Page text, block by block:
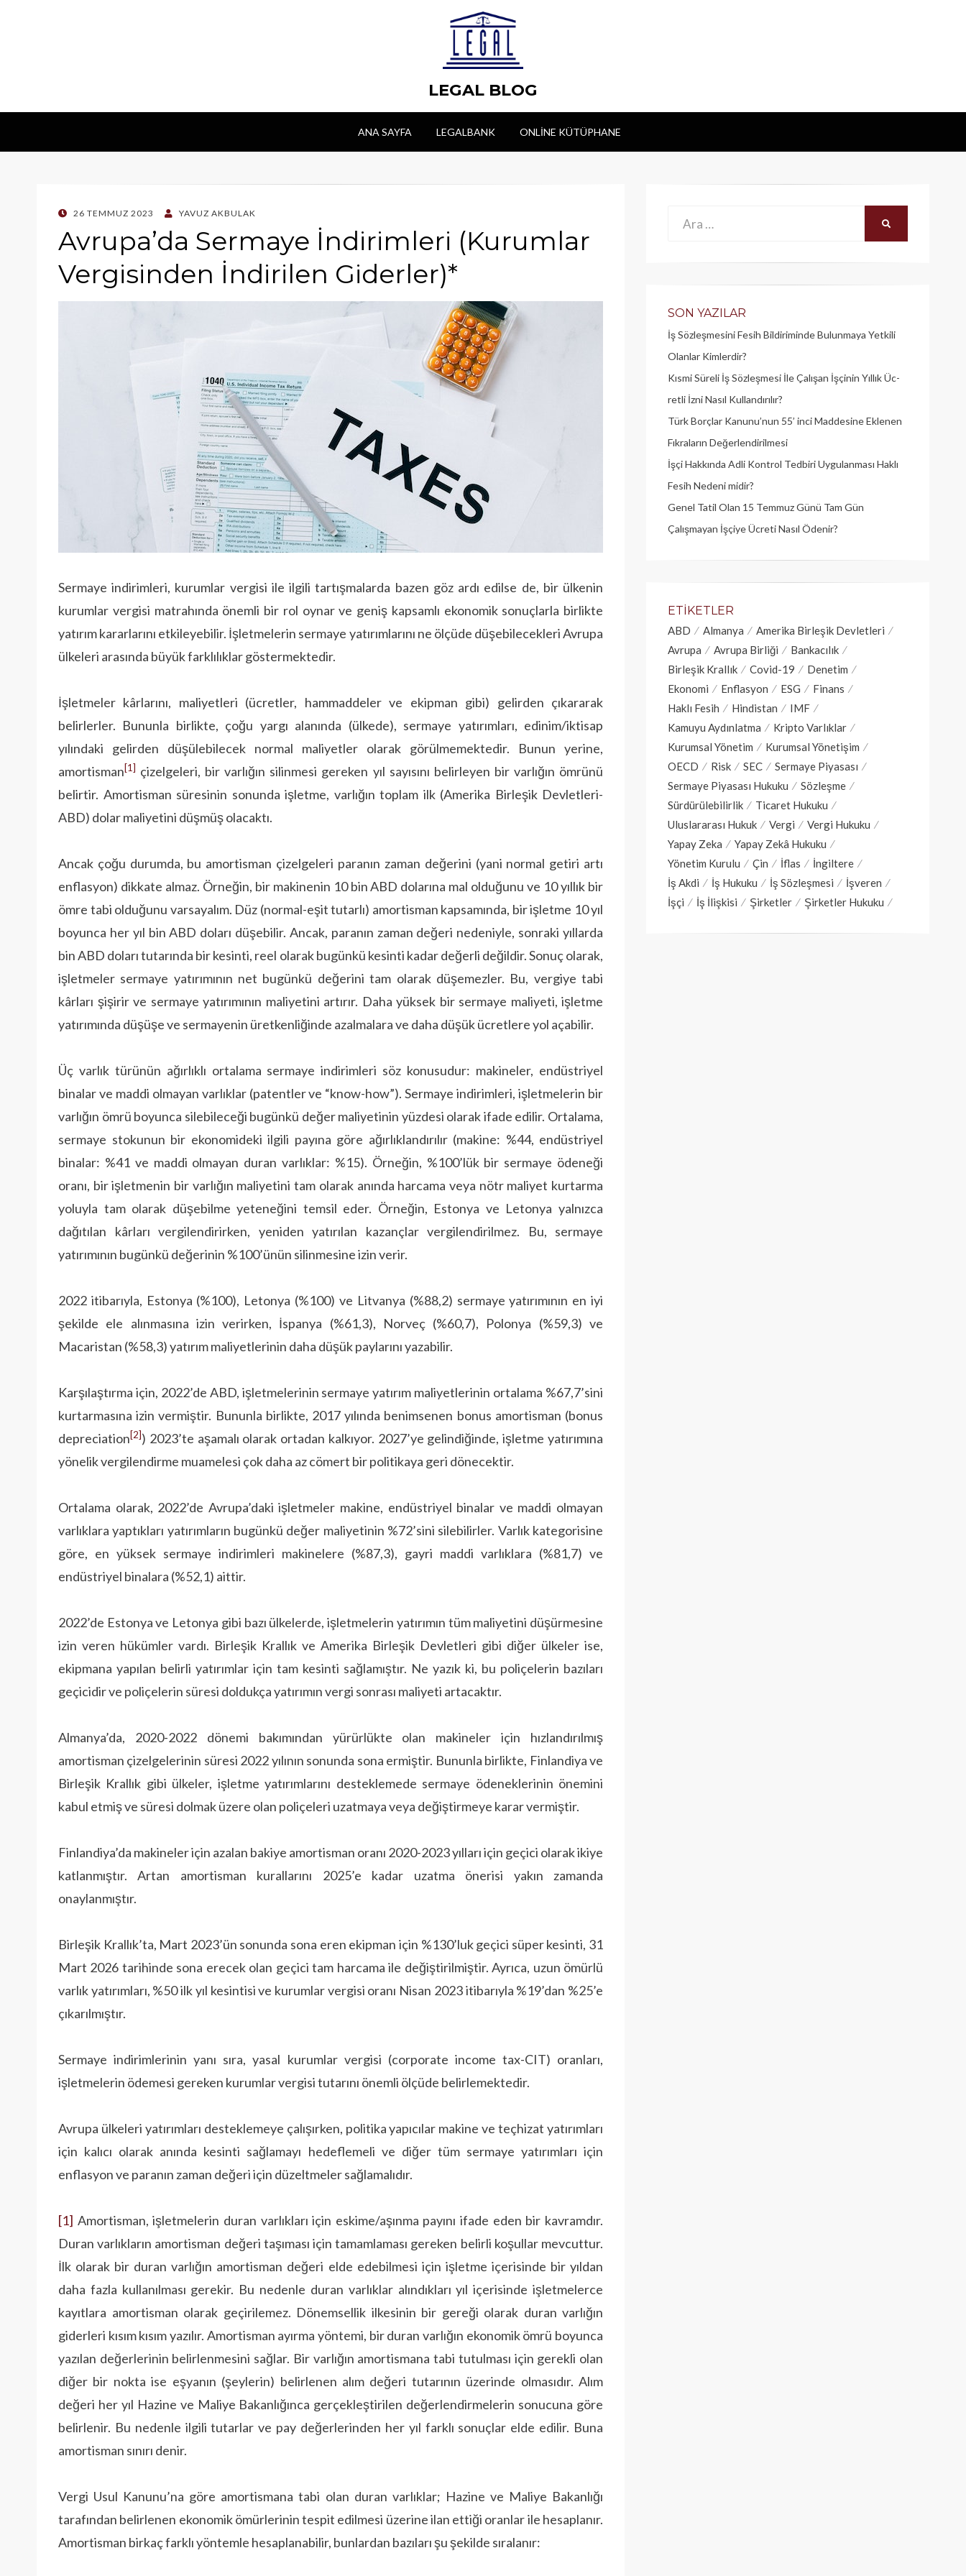
LEGAL BLOG
ANA SAYFA LEGALBANK ONLINE KÜTÜPHANE
POSTED
26 TEMMUZ 2023 YAVUZ AKBULAK
Avrupa’da Sermaye İndirimleri (Kurumlar
Vergisinden İndirilen Giderler)*
Sermaye indirimleri, kurumlar vergisi ile ilgili tartışmalarda bazen göz ardı edilse de, bir ülkenin
kurumlar vergisi matrahında önemli bir rol oynar ve geniş kapsamlı ekonomik sonuçlarla birlikte
yatırım kararlarını etkileyebilir. İşletmelerin sermaye yatırımlarını ne ölçüde düşebilecekleri Avrupa
ülkeleri arasında büyük farklılıklar göstermektedir.
İşletmeler kârlarını, maliyetleri (ücretler, hammaddeler ve ekipman gibi) gelirden çıkararak
belirlerler. Bununla birlikte, çoğu yargı alanında (ülkede), sermaye yatırımları, edinim/iktisap
yılındaki gelirden düşülebilecek normal maliyetler olarak görülmemektedir. Bunun yerine,
amortisman[1] çizelgeleri, bir varlığın silinmesi gereken yıl sayısını belirleyen bir varlığın ömrünü
belirtir. Amortisman süresinin sonunda işletme, varlığın toplam ilk (Amerika Birleşik Devletleri-
ABD) dolar maliyetini düşmüş olacaktı.
Ancak çoğu durumda, bu amortisman çizelgeleri paranın zaman değerini (yani normal getiri artı
enflasyon) dikkate almaz. Örneğin, bir makinenin 10 bin ABD dolarına mal olduğunu ve 10 yıllık bir
ömre tabi olduğunu varsayalım. Düz (normal-eşit tutarlı) amortisman kapsamında, bir işletme 10 yıl
boyunca her yıl bin ABD doları düşebilir. Ancak, paranın zaman değeri nedeniyle, sonraki yıllarda
bin ABD doları tutarında bir kesinti, reel olarak bugünkü kesinti kadar değerli değildir. Sonuç olarak,
işletmeler sermaye yatırımının net bugünkü değerini tam olarak düşemezler. Bu, vergiye tabi
kârları şişirir ve sermaye yatırımının maliyetini artırır. Daha yüksek bir sermaye maliyeti, işletme
yatırımında düşüşe ve sermayenin üretkenliğinde azalmalara ve daha düşük ücretlere yol açabilir.
Üç varlık türünün ağırlıklı ortalama sermaye indirimleri söz konusudur: makineler, endüstriyel
binalar ve maddi olmayan varlıklar (patentler ve “know-how”). Sermaye indirimleri, işletmelerin bir
varlığın ömrü boyunca silebileceği bugünkü değer maliyetinin yüzdesi olarak ifade edilir. Ortalama,
sermaye stokunun bir ekonomideki ilgili payına göre ağırlıklandırılır (makine: %44, endüstriyel
binalar: %41 ve maddi olmayan duran varlıklar: %15). Örneğin, %100’lük bir sermaye ödeneği
oranı, bir işletmenin bir varlığın maliyetini tam olarak anında harcama veya nötr maliyet kurtarma
yoluyla tam olarak düşebilme yeteneğini temsil eder. Örneğin, Estonya ve Letonya yalnızca
dağıtılan kârları vergilendirirken, yeniden yatırılan kazançlar vergilendirilmez. Bu, sermaye
yatırımının bugünkü değerinin %100’ünün silinmesine izin verir.
2022 itibarıyla, Estonya (%100), Letonya (%100) ve Litvanya (%88,2) sermaye yatırımının en iyi
şekilde ele alınmasına izin verirken, İspanya (%61,3), Norveç (%60,7), Polonya (%59,3) ve
Macaristan (%58,3) yatırım maliyetlerinin daha düşük paylarını yazabilir.
Karşılaştırma için, 2022’de ABD, işletmelerinin sermaye yatırım maliyetlerinin ortalama %67,7’sini
kurtarmasına izin vermiştir. Bununla birlikte, 2017 yılında benimsenen bonus amortisman (bonus
depreciation[2]) 2023’te aşamalı olarak ortadan kalkıyor. 2027’ye gelindiğinde, işletme yatırımına
yönelik vergilendirme muamelesi çok daha az cömert bir politikaya geri dönecektir.
Ortalama olarak, 2022’de Avrupa’daki işletmeler makine, endüstriyel binalar ve maddi olmayan
varlıklara yaptıkları yatırımların bugünkü değer maliyetinin %72’sini silebilirler. Varlık kategorisine
göre, en yüksek sermaye indirimleri makinelere (%87,3), gayri maddi varlıklara (%81,7) ve
endüstriyel binalara (%52,1) aittir.
2022’de Estonya ve Letonya gibi bazı ülkelerde, işletmelerin yatırımın tüm maliyetini düşürmesine
izin veren hükümler vardı. Birleşik Krallık ve Amerika Birleşik Devletleri gibi diğer ülkeler ise,
ekipmana yapılan belirli yatırımlar için tam kesinti sağlamıştır. Ne yazık ki, bu poliçelerin bazıları
geçicidir ve poliçelerin süresi doldukça yatırımın vergi sonrası maliyeti artacaktır.
Almanya’da, 2020-2022 dönemi bakımından yürürlükte olan makineler için hızlandırılmış
amortisman çizelgelerinin süresi 2022 yılının sonunda sona ermiştir. Bununla birlikte, Finlandiya ve
Birleşik Krallık gibi ülkeler, işletme yatırımlarını desteklemede sermaye ödeneklerinin önemini
kabul etmiş ve süresi dolmak üzere olan poliçeleri uzatmaya veya değiştirmeye karar vermiştir.
Finlandiya’da makineler için azalan bakiye amortisman oranı 2020-2023 yılları için geçici olarak ikiye
katlanmıştır. Artan amortisman kurallarını 2025’e kadar uzatma önerisi yakın zamanda
onaylanmıştır.
Birleşik Krallık’ta, Mart 2023’ün sonunda sona eren ekipman için %130’luk geçici süper kesinti, 31
Mart 2026 tarihinde sona erecek olan geçici tam harcama ile değiştirilmiştir. Ayrıca, uzun ömürlü
varlık yatırımları, %50 ilk yıl kesintisi ve kurumlar vergisi oranı Nisan 2023 itibarıyla %19’dan %25’e
çıkarılmıştır.
Sermaye indirimlerinin yanı sıra, yasal kurumlar vergisi (corporate income tax-CIT) oranları,
işletmelerin ödemesi gereken kurumlar vergisi tutarını önemli ölçüde belirlemektedir.
Avrupa ülkeleri yatırımları desteklemeye çalışırken, politika yapıcılar makine ve teçhizat yatırımları
için kalıcı olarak anında kesinti sağlamayı hedeflemeli ve diğer tüm sermaye yatırımları için
enflasyon ve paranın zaman değeri için düzeltmeler sağlamalıdır.
[1] Amortisman, işletmelerin duran varlıkları için eskime/aşınma payını ifade eden bir kavramdır.
Duran varlıkların amortisman değeri taşıması için tamamlaması gereken belirli koşullar mevcuttur.
İlk olarak bir duran varlığın amortisman değeri elde edebilmesi için işletme içerisinde bir yıldan
daha fazla kullanılması gerekir. Bu nedenle duran varlıklar alındıkları yıl içerisinde işletmelerce
kayıtlara amortisman olarak geçirilemez. Dönemsellik ilkesinin bir gereği olarak duran varlığın
giderleri kısım kısım yazılır. Amortisman ayırma yöntemi, bir duran varlığın ekonomik ömrü boyunca
yazılan değerlerinin belirlenmesini sağlar. Bir varlığın amortismana tabi tutulması için gerekli olan
diğer bir nokta ise eşyanın (şeylerin) belirlenen alım değeri tutarının üzerinde olmasıdır. Alım
değeri her yıl Hazine ve Maliye Bakanlığınca gerçekleştirilen değerlendirmelerin sonucuna göre
belirlenir. Bu nedenle ilgili tutarlar ve pay değerlerinden her yıl farklı sonuçlar elde edilir. Buna
amortisman sınırı denir.
Vergi Usul Kanunu’na göre amortismana tabi olan duran varlıklar; Hazine ve Maliye Bakanlığı
tarafından belirlenen ekonomik ömürlerinin tespit edilmesi üzerine ilan ettiği oranlar ile hesaplanır.
Amortisman birkaç farklı yöntemle hesaplanabilir, bunlardan bazıları şu şekilde sıralanır:
Ara:
SON YAZILAR
İş Sözleşmesini Fesih Bildiriminde Bulunmaya Yetkili
Olanlar Kimlerdir?
Kısmi Süreli İş Sözleşmesi İle Çalışan İşçinin Yıllık Üc­
retli İzni Nasıl Kullandırılır?
Türk Borçlar Kanunu’nun 55’ inci Maddesine Eklenen
Fıkraların Değerlendirilmesi
İşçi Hakkında Adli Kontrol Tedbiri Uygulanması Haklı
Fesih Nedeni midir?
Genel Tatil Olan 15 Temmuz Günü Tam Gün
Çalışmayan İşçiye Ücreti Nasıl Ödenir?
ETIKETLER
ABD Almanya
Amerika Birleşik Devletleri
Avrupa
Avrupa Birliği
Bankacılık
Birleşik Krallık
Covid-19
Denetim
Ekonomi
Enflasyon ESG
Finans
Haklı Fesih
Hindistan
IMF
Kamuyu Aydınlatma
Kripto Varlıklar
Kurumsal Yönetim
Kurumsal Yönetişim
OECD
Risk SEC
Sermaye Piyasası
Sermaye Piyasası Hukuku
Sözleşme
Sürdürülebilirlik
Ticaret Hukuku
Uluslararası Hukuk
Vergi
Vergi Hukuku
Yapay Zeka
Yapay Zekâ Hukuku
Yönetim Kurulu
Çin İflas
İngiltere
İş Akdi
İş Hukuku İş Sözleşmesi
İşveren
İşçi
İş İlişkisi Şirketler Şirketler Hukuku